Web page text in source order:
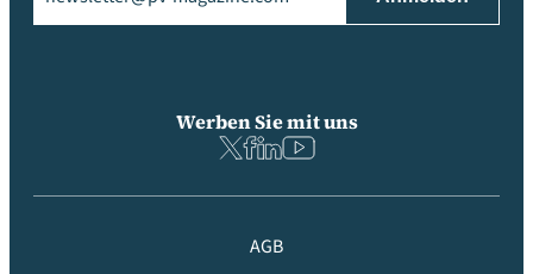
Werben Sie mit uns
AGB